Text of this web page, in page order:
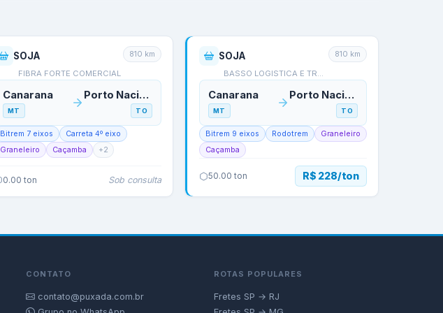
SOJA
FIBRA FORTE COMERCIAL
810 km
Canarana
MT
Porto Nacional
TO
Bitrem 7 eixos
Carreta 4º eixo
Graneleiro
Caçamba +2
0.00 ton Sob consulta
SOJA
BASSO LOGISTICA E TRAN…
810 km
Canarana
MT
Porto Nacional
TO
Bitrem 9 eixos Rodotrem
Graneleiro
Caçamba
50.00 ton R$ 228/ton
CONTATO
contato@puxada.com.br
ROTAS POPULARES
Fretes SP → RJ